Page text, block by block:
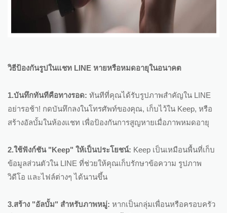
วิธีป้องกันรูปในแชท LINE หายหรือหมดอายุในอนาคต
1.บันทึกทันทีคือทางรอด: ทันทีที่คุณได้รับรูปภาพสำคัญใน LINE
อย่ารอช้า! กดบันทึกลงในโทรศัพท์ของคุณ, เก็บไว้ใน Keep, หรือ
สร้างอัลบั้มในห้องแชท เพื่อป้องกันการสูญหายเมื่อภาพหมดอายุ
2.ใช้ฟังก์ชัน "Keep" ให้เป็นประโยชน์: Keep เป็นเหมือนพื้นที่เก็บ
ข้อมูลส่วนตัวใน LINE ที่ช่วยให้คุณเก็บรักษาข้อความ รูปภาพ
วิดีโอ และไฟล์ต่างๆ ได้นานขึ้น
3.สร้าง "อัลบั้ม" สำหรับภาพหมู่: หากเป็นกลุ่มเพื่อนหรือครอบครัว